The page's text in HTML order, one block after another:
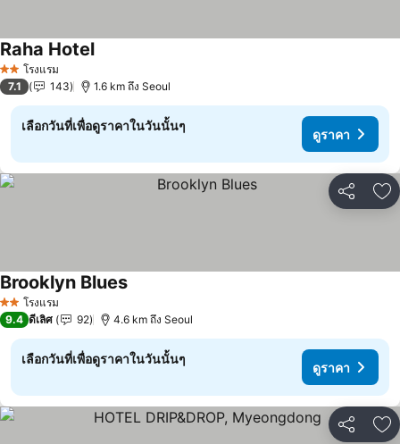
2 ดาวโรงแรม
Raha Hotelดูราคา
7.1 143 1.6 km ถึง Seoul
เลือกวันที่เพื่อดูราคาในวันนั้นๆ
ดูราคา
แชร์ เ
2 ดาวโรงแรม
Brooklyn Bluesดูราคา
9.4 ดีเลิศ 92 4.6 km ถึง Seoul
เลือกวันที่เพื่อดูราคาในวันนั้นๆ
ดูราคา
แชร์ เ